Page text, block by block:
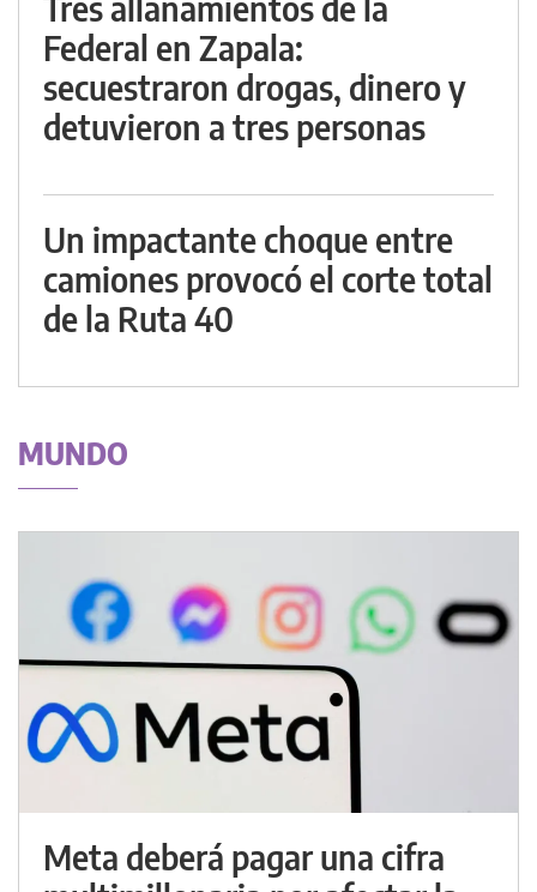
Federal en Zapala:
secuestraron drogas, dinero y
detuvieron a tres personas
Un impactante choque entre
camiones provocó el corte total
de la Ruta 40
MUNDO
Meta deberá pagar una cifra